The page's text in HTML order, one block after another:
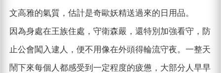
文高雅的氣質，估計是奇歐妖精送過來的日用品。
因為身處在王族住處，守衛森嚴，還特別加強看守，防
止公會闖入逮人，便不用像在外頭得輪流守夜。一整天
鬧下來每個人都感受到一定程度的疲憊，大部分人早早